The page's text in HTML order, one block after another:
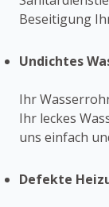
Beseitigung
Undichtes
Ihr
Ihr leckes
uns einfach
Defekte